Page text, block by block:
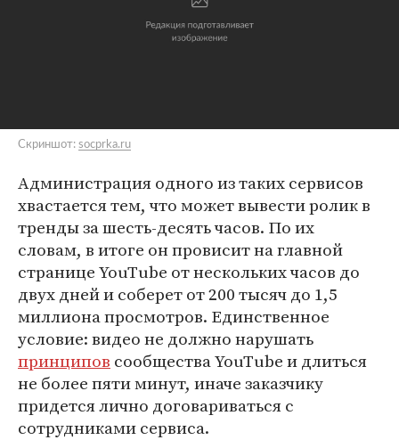
Скриншот: socprka.ru
Администрация одного из таких сервисов
хвастается тем, что может вывести ролик в
тренды за шесть-десять часов. По их
словам, в итоге он провисит на главной
странице YouTube от нескольких часов до
двух дней и соберет от 200 тысяч до 1,5
миллиона просмотров. Единственное
условие: видео не должно нарушать
принципов сообщества YouTube и длиться
не более пяти минут, иначе заказчику
придется лично договариваться с
сотрудниками сервиса.